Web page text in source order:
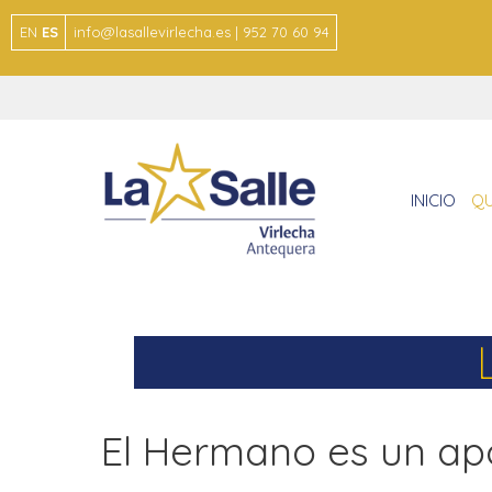
EN ES info@lasallevirlecha.es | 952 70 60 94
INICIO
El Hermano es un